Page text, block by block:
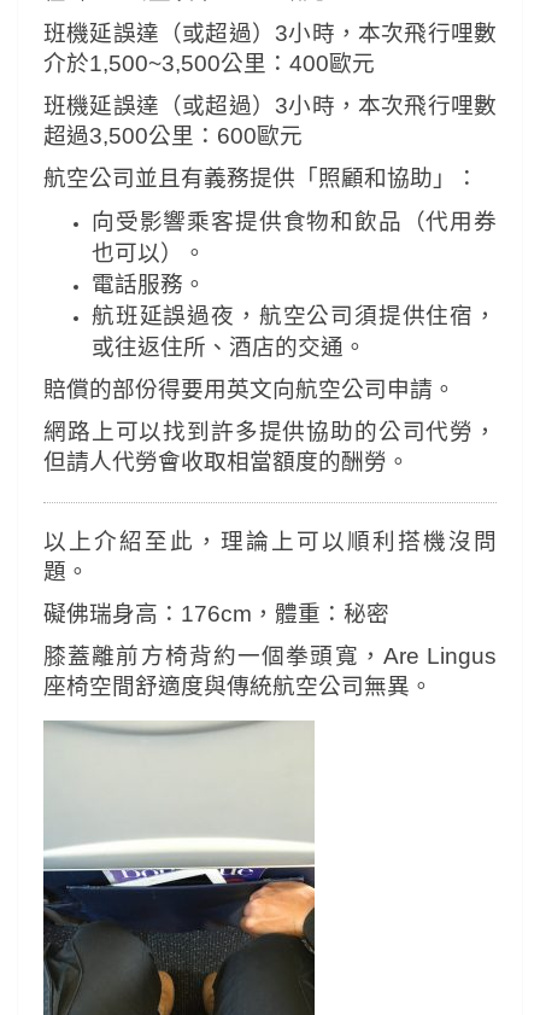
班機延誤達（或超過）3小時，本次飛行哩數
介於1,500~3,500公里：400歐元
班機延誤達（或超過）3小時，本次飛行哩數
超過3,500公里：600歐元
航空公司並且有義務提供「照顧和協助」：
向受影響乘客提供食物和飲品（代用券
也可以）。
電話服務。
航班延誤過夜，航空公司須提供住宿，
或往返住所、酒店的交通。
賠償的部份得要用英文向航空公司申請。
網路上可以找到許多提供協助的公司代勞，
但請人代勞會收取相當額度的酬勞。
以上介紹至此，理論上可以順利搭機沒問
題。
礙佛瑞身高：176cm，體重：秘密
膝蓋離前方椅背約一個拳頭寬，Are Lingus
座椅空間舒適度與傳統航空公司無異。